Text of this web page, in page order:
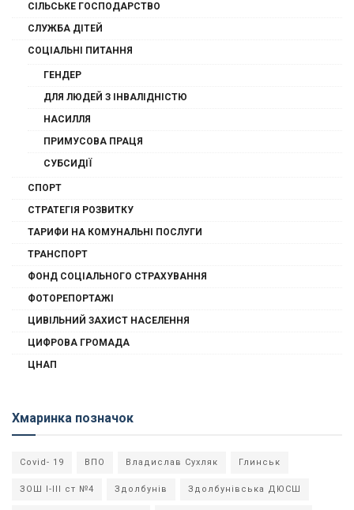
СІЛЬСЬКЕ ГОСПОДАРСТВО
СЛУЖБА ДІТЕЙ
СОЦІАЛЬНІ ПИТАННЯ
ГЕНДЕР
ДЛЯ ЛЮДЕЙ З ІНВАЛІДНІСТЮ
НАСИЛЛЯ
ПРИМУСОВА ПРАЦЯ
СУБСИДІЇ
СПОРТ
СТРАТЕГІЯ РОЗВИТКУ
ТАРИФИ НА КОМУНАЛЬНІ ПОСЛУГИ
ТРАНСПОРТ
ФОНД СОЦІАЛЬНОГО СТРАХУВАННЯ
ФОТОРЕПОРТАЖІ
ЦИВІЛЬНИЙ ЗАХИСТ НАСЕЛЕННЯ
ЦИФРОВА ГРОМАДА
ЦНАП
Хмаринка позначок
Covid- 19 ВПО Владислав Сухляк Глинськ
ЗОШ І-ІІІ ст №4 Здолбунів Здолбунівська ДЮСШ